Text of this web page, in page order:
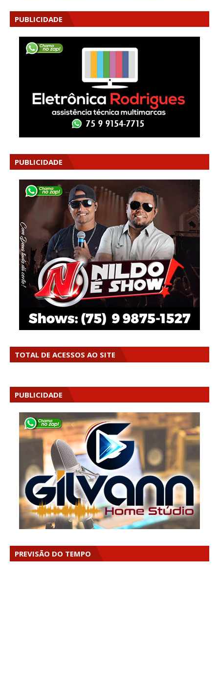
PUBLICIDADE
PUBLICIDADE
TOTAL DE ACESSOS AO SITE
PUBLICIDADE
PREVISÃO DO TEMPO